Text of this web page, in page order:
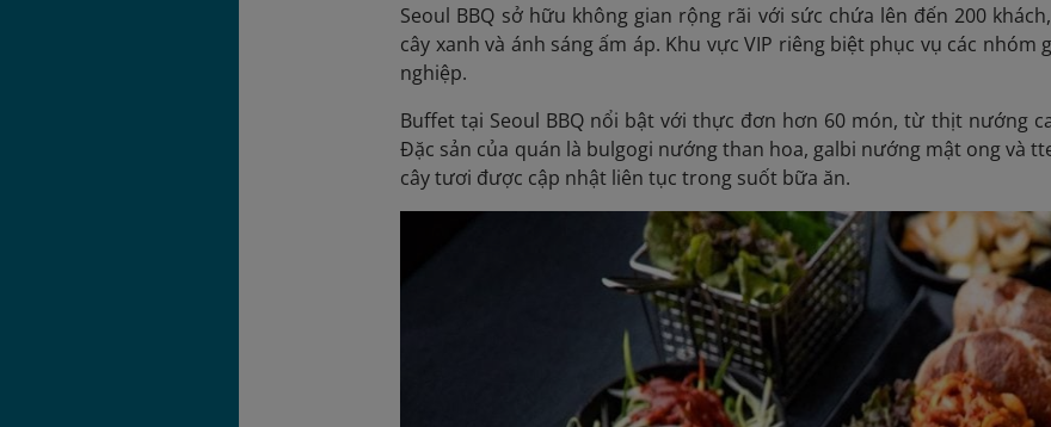
Seoul BBQ sở hữu không gian rộng rãi với sức chứa lên đến 200
cây xanh và ánh sáng ấm áp. Khu vực VIP riêng biệt phục vụ các
nghiệp.
Buffet tại Seoul BBQ nổi bật với thực đơn hơn 60 món, từ thịt nướng
Đặc sản của quán là bulgogi nướng than hoa, galbi nướng mật ong và
cây tươi được cập nhật liên tục trong suốt bữa ăn.